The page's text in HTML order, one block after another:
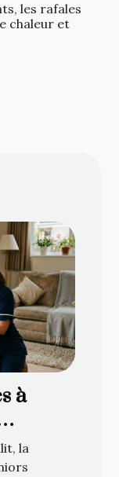
les rafales
chaleur et
à
?
la